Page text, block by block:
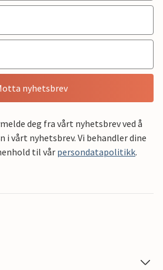
nyhetsbrev
deg fra vårt nyhetsbrev ved å
i vårt nyhetsbrev. Vi behandler dine
til vår persondatapolitikk.